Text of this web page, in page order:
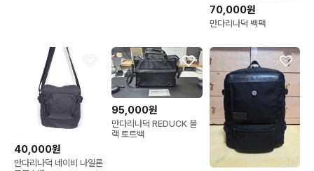
70,000원
만다리나덕 백팩
40,000원
만다리나덕 네이비 나일론
95,000원
만다리나덕 REDUCK 블
랙 토트백